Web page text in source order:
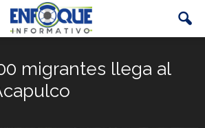
migrantes llega al